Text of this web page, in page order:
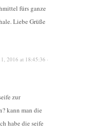
fürs ganze
Liebe Grüße
2016 at 18:45:36 ·
zur
kann man die
habe die seife